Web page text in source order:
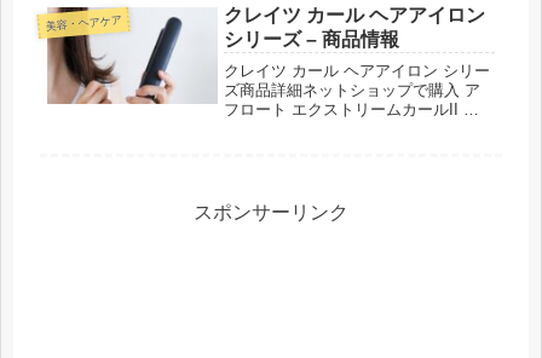
ー紹介された番組こんな商品もおスス
メ！
美容・ヘアケア
クレイツ カール ヘアアイロン
シリーズ – 商品情報
クレイツ カール ヘアアイロン シリー
ズ商品詳細ネットショップで購入 ア
フロート エクストリームカールII プ
スポンサーリンク